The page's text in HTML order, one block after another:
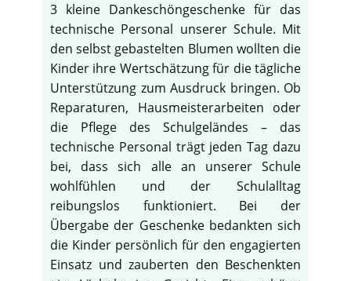
3 kleine Dankeschöngeschenke für das
technische Personal unserer Schule. Mit
den selbst gebastelten Blumen wollten die
Kinder ihre Wertschätzung für die tägliche
Unterstützung zum Ausdruck bringen. Ob
Reparaturen, Hausmeisterarbeiten oder
die Pflege des Schulgeländes – das
technische Personal trägt jeden Tag dazu
bei, dass sich alle an unserer Schule
wohlfühlen und der Schulalltag
reibungslos funktioniert. Bei der
Übergabe der Geschenke bedankten sich
die Kinder persönlich für den engagierten
Einsatz und zauberten den Beschenkten